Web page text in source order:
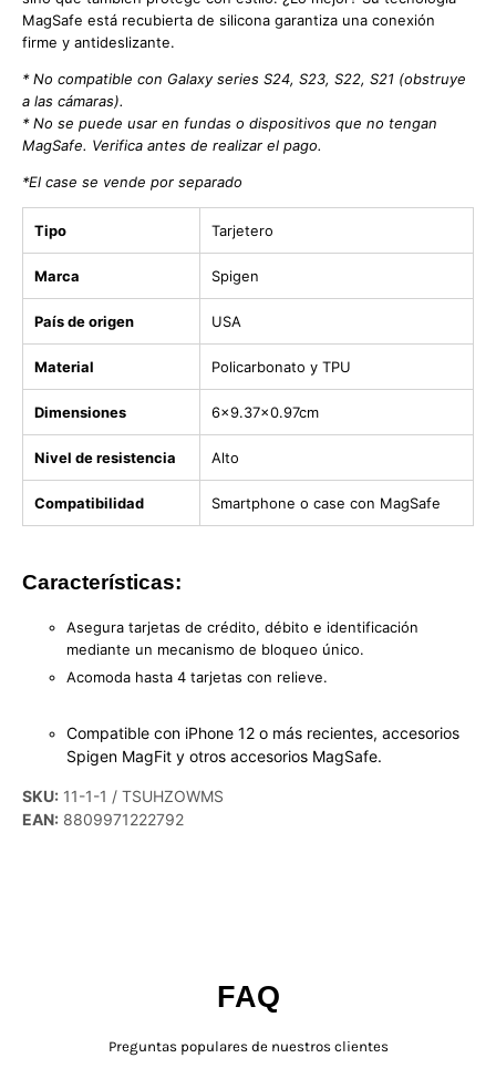
MagSafe está recubierta de silicona garantiza una conexión
firme y antideslizante.
* No compatible con Galaxy series S24, S23, S22, S21 (obstruye
a las cámaras).
* No se puede usar en fundas o dispositivos que no tengan
MagSafe. Verifica antes de realizar el pago.
*El case se vende por separado
Tipo Tarjetero
Marca Spigen
País de origen USA
Material Policarbonato y TPU
Dimensiones 6x9.37x0.97cm
Nivel de resistencia Alto
Compatibilidad Smartphone o case con MagSafe
Características:
Asegura tarjetas de crédito, débito e identificación
mediante un mecanismo de bloqueo único.
Acomoda hasta 4 tarjetas con relieve.
Compatible con iPhone 12 o más recientes, accesorios
Spigen MagFit y otros accesorios MagSafe.
SKU: 11-1-1 / TSUHZOWMS
EAN: 8809971222792
FAQ
Preguntas populares de nuestros clientes